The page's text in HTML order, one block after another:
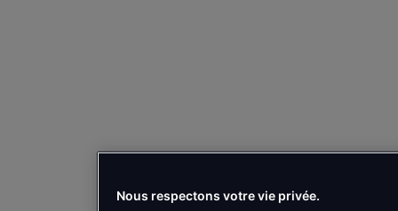
Nous respectons votre vie privée.